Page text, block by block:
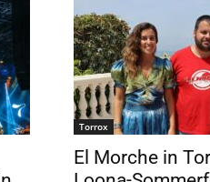
Torrox
El Morche in